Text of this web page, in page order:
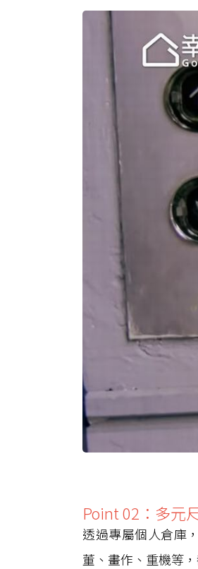
Point 02：多元
透過專屬個人倉庫
董、畫作、重機等